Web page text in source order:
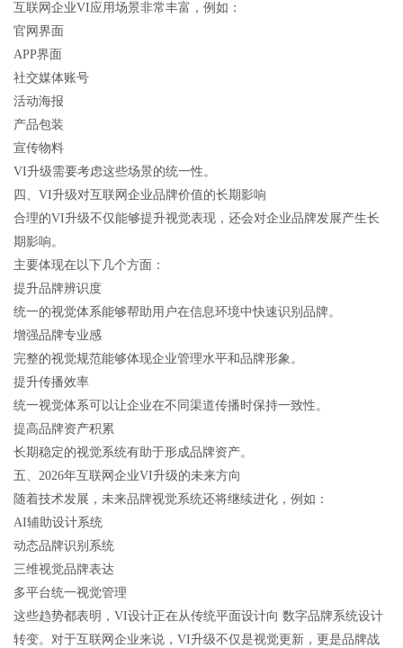
互联网企业VI应用场景非常丰富，例如：
官网界面
APP界面
社交媒体账号
活动海报
产品包装
宣传物料
VI升级需要考虑这些场景的统一性。
四、VI升级对互联网企业品牌价值的长期影响
合理的VI升级不仅能够提升视觉表现，还会对企业品牌发展产生长
期影响。
主要体现在以下几个方面：
提升品牌辨识度
统一的视觉体系能够帮助用户在信息环境中快速识别品牌。
增强品牌专业感
完整的视觉规范能够体现企业管理水平和品牌形象。
提升传播效率
统一视觉体系可以让企业在不同渠道传播时保持一致性。
提高品牌资产积累
长期稳定的视觉系统有助于形成品牌资产。
五、2026年互联网企业VI升级的未来方向
随着技术发展，未来品牌视觉系统还将继续进化，例如：
AI辅助设计系统
动态品牌识别系统
三维视觉品牌表达
多平台统一视觉管理
这些趋势都表明，VI设计正在从传统平面设计向 数字品牌系统设计
转变。对于互联网企业来说，VI升级不仅是视觉更新，更是品牌战